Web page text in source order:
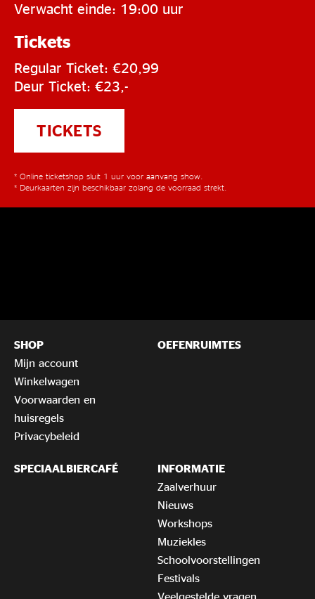
Verwacht einde: 19:00 uur
Tickets
Regular Ticket: €20,99
Deur Ticket: €23,-
TICKETS
* Online ticketshop sluit 1 uur voor aanvang show.
* Deurkaarten zijn beschikbaar zolang de voorraad strekt.
SHOP
Mijn account
Winkelwagen
Voorwaarden en
huisregels
Privacybeleid
OEFENRUIMTES
SPECIAALBIERCAFÉ
INFORMATIE
Zaalverhuur
Nieuws
Workshops
Muziekles
Schoolvoorstellingen
Festivals